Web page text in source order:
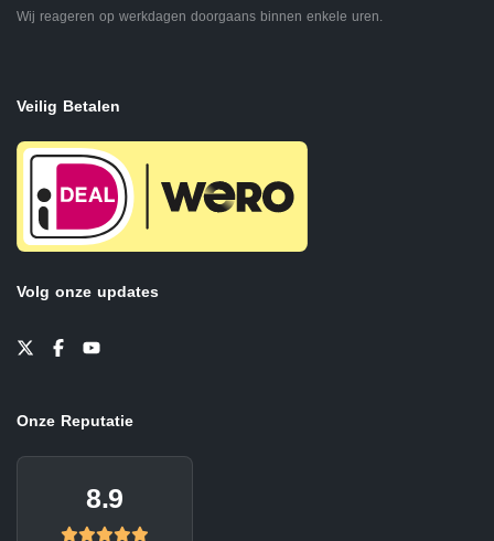
Wij reageren op werkdagen doorgaans binnen enkele uren.
Veilig Betalen
Volg onze updates
Onze Reputatie
8.9